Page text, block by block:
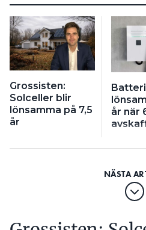
Grossisten:
Solceller blir
lönsamma på 7,5
år
år när